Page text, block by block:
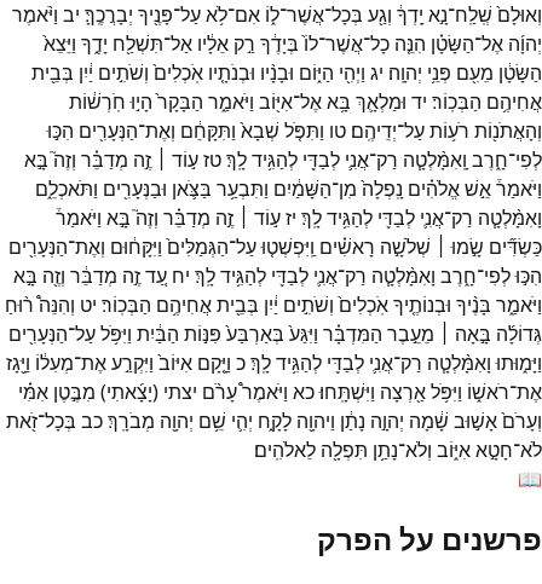
וְאוּלָם֙ שְֽׁלַֽח־נָ֣א יָֽדְךָ֔ וְגַ֖ע בְּכָל־אֲשֶׁר־ל֑וֹ אִם־לֹ֥אעַל־פָּנֶ֖יךָ יְבָרֲכֶֽךָּ׃ יב וַיֹּ֨אמֶר
יְהוָ֜ה אֶל־הַשָּׂטָ֗ן הִנֵּ֤ה כָל־אֲשֶׁר־לוֹ֙ בְּיָדֶ֔ךָ רַ֣ק אֵלָ֔יו אַל־תִּשְׁלַ֖ח יָדֶ֑ךָ וַיֵּצֵא֙
הַשָּׂטָ֔ן מֵעִ֖ם פְּנֵ֥י יְהוָֽה׃ יג וַיְהִ֖י הַיּ֑וֹם וּבָנָ֨יו וּבְנֹתָ֤יו אֹֽכְלִים֙ וְשֹׁתִ֣ים יַ֔יִן בְּבֵ֖ית
אֲחִיהֶ֥ם הַבְּכֽוֹר׃ יד וּמַלְאָ֛ךְ בָּ֥אאֶל־אִיּ֖וֹב וַיֹּאמַ֑ר הַבָּקָר֙ הָי֣וּ חֹֽרְשׁ֔וֹת
וְהָאֲתֹנ֖וֹת רֹע֥וֹתעַל־יְדֵיהֶֽם׃ טו וַתִּפֹּ֤ל שְׁבָא֙ וַתִּקָּחֵ֔ם וְאֶת־הַנְּעָרִ֖ים הִכּ֣וּ
לְפִי־חָ֑רֶב וָֽאִמָּ֨לְטָ֧ה רַק־אֲנִ֛י לְבַדִּ֖י לְהַגִּ֥ידלָֽךְ׃טזע֣וֹד ׀ זֶ֣ה מְדַבֵּ֗ר וְזֶה֮ בָּ֣א
וַיֹּאמַר֒אֵ֣שׁאֱלֹהִ֗ים נָֽפְלָה֙ מִן־הַשָּׁמַ֔יִם וַתִּבְעַ֥ר בַּצֹּ֛אן וּבַנְּעָרִ֖ים וַתֹּאכְלֵ֑ם
וָאִמָּ֨לְטָ֧ה רַק־אֲנִ֛י לְבַדִּ֖י לְהַגִּ֥ידלָֽךְ׃ יזע֣וֹד ׀ זֶ֣ה מְדַבֵּ֗ר וְזֶה֮ בָּ֣א וַיֹּאמַר֒
כַּשְׂדִּ֞ים שָׂ֣מוּ ׀ שְׁלֹשָׁ֣ה רָאשִׁ֗ים וַֽיִּפְשְׁט֤וּעַל־הַגְּמַלִּים֙ וַיִּקָּח֔וּם וְאֶת־הַנְּעָרִ֖ים
הִכּ֣וּלְפִי־חָ֑רֶב וָאִמָּ֨לְטָ֧ה רַק־אֲנִ֛י לְבַדִּ֖י לְהַגִּ֥ידלָֽךְ׃ יח עַ֚דזֶ֣ה מְדַבֵּ֔ר וְזֶ֖ה בָּ֣א
וַיֹּאמַ֑ר בָּנֶ֨יךָ וּבְנוֹתֶ֤יךָאֹֽכְלִים֙ וְשֹׁתִ֣ים יַ֔יִן בְּבֵ֖יתאֲחִיהֶ֥ם הַבְּכֽוֹר׃ יט וְהִנֵּה֩ ר֨וּחַ
גְּדוֹלָ֜ה בָּ֣אָה ׀ מֵעֵ֣בֶר הַמִּדְבָּ֗ר וַיִּגַּע֙ בְּאַרְבַּע֙ פִּנּ֣וֹת הַבַּ֔יִת וַיִּפֹּ֥לעַל־הַנְּעָרִ֖ים
וַיָּמ֑וּתוּ וָאִמָּ֨לְטָ֧ה רַק־אֲנִ֛י לְבַדִּ֖י לְהַגִּ֥ידלָֽךְ׃כ וַיָּ֤קָם אִיּוֹב֙ וַיִּקְרַ֣עאֶת־מְעִל֔וֹ וַיָּ֖גָז
אֶת־רֹאשׁ֑וֹ וַיִּפֹּ֥לאַ֖רְצָה וַיִּשְׁתָּֽחוּ׃כא וַיֹּאמֶר֩עָרֹ֨ם יצתי (יָצָ֜אתִי) מִבֶּ֣טֶן אִמִּ֗י
וְעָרֹם֙אָשׁ֣וּב שָׁ֔מָה יְהוָ֣ה נָתַ֔ן וַיהוָ֖ה לָקָ֑ח יְהִ֛י שֵׁ֥ם יְהוָ֖ה מְבֹרָֽךְ׃כב בְּכָל־זֹ֖את
לֹא־חָטָ֣אאִיּ֑וֹב וְלֹא־נָתַ֥ן תִּפְלָ֖ה לֵאלֹהִֽים׃
📖
פרשנים על הפרק